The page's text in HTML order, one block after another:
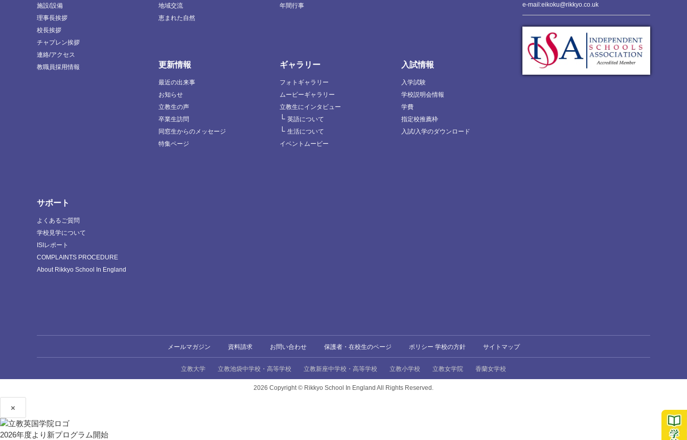
e-mail:eikoku@rikkyo.co.uk
施設/設備
理事長挨拶
校長挨拶
チャプレン挨拶
連絡/アクセス
教職員採用情報
地域交流
恵まれた自然
年間行事
更新情報
最近の出来事
お知らせ
立教生の声
卒業生訪問
同窓生からのメッセージ
特集ページ
ギャラリー
フォトギャラリー
ムービーギャラリー
立教生にインタビュー
└ 英語について
└ 生活について
イベントムービー
入試情報
入学試験
学校説明会情報
学費
指定校推薦枠
入試/入学のダウンロード
サポート
よくあるご質問
学校見学について
ISIレポート
COMPLAINTS PROCEDURE
About Rikkyo School In England
メールマガジン 資料請求 お問い合わせ 保護者・在校生のページ ポリシー 学校の方針 サイトマップ
立教大学 立教池袋中学校・高等学校 立教新座中学校・高等学校 立教小学校 立教女学院 香蘭女学校
2026 Copyright © Rikkyo School In England All Rights Reserved.
×
2026年度より新プログラム開始